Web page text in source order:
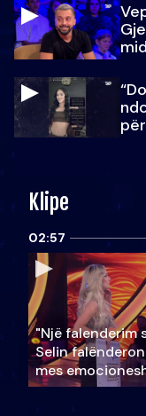
Klipe
02:57
"Një falenderim
Selin
mes